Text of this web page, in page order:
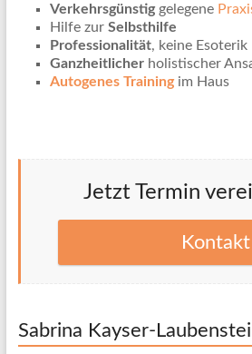
Verkehrsgünstig gelegene
Hilfe zur Selbsthilfe
Professionalität, keine Esoterik
Ganzheitlicher holistischer
Autogenes Trainingim Haus
Jetzt Termin
Kontakt
Sabrina Kayser-